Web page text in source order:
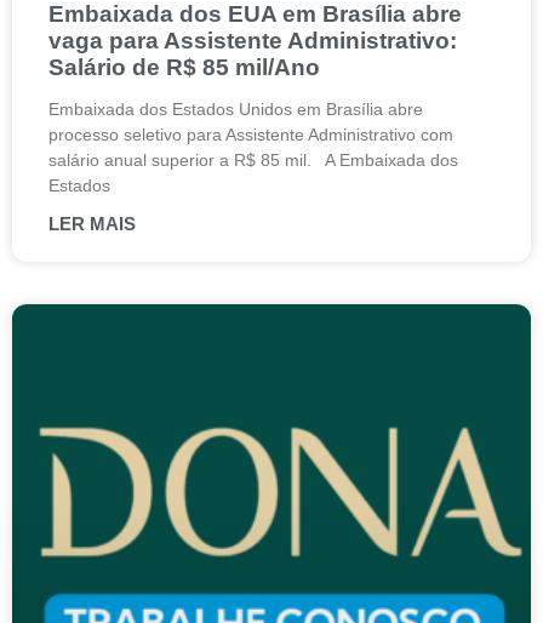
Embaixada dos EUA em Brasília abre
vaga para Assistente Administrativo:
Salário de R$ 85 mil/Ano
Embaixada dos Estados Unidos em Brasília abre
processo seletivo para Assistente Administrativo com
salário anual superior a R$ 85 mil. A Embaixada dos
Estados
LER MAIS